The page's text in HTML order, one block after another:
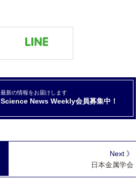
最新の情報をお届けします
Science News Weekly会員募集中！
Next 》
日本金属学会